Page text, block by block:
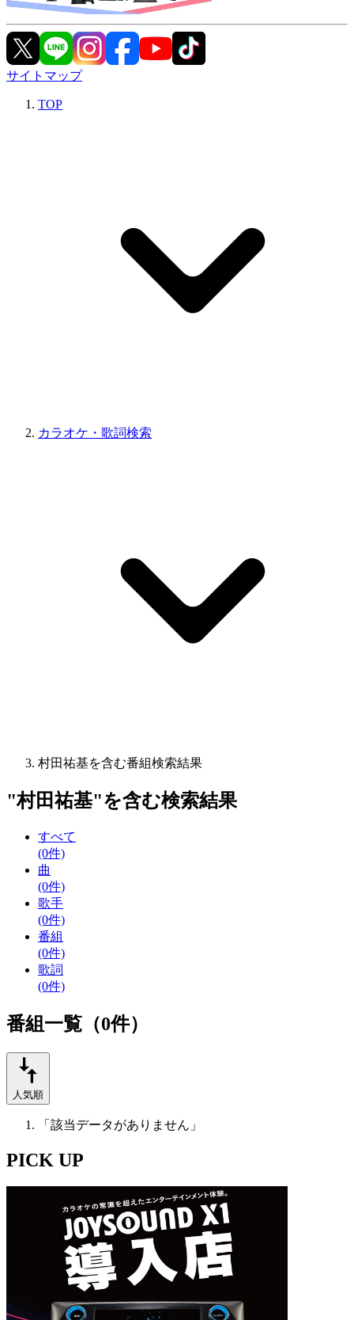
サイトマップ
TOP
カラオケ・歌詞検索
村田祐基を含む番組検索結果
"村田祐基"を含む検索結果
すべて
(0件)
曲
(0件)
歌手
(0件)
番組
(0件)
歌詞
(0件)
番組一覧（0件）
人気順
「該当データがありません」
PICK UP